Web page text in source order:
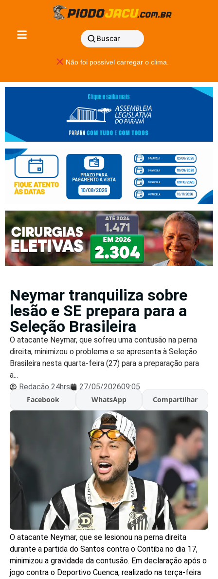
Buscar
Não foi possível carregar o clima.
Neymar tranquiliza sobre
lesão e SE prepara para a
Seleção Brasileira
O atacante Neymar, que sofreu uma contusão na perna
direita, minimizou o problema e se apresenta à Seleção
Brasileira nesta quarta-feira (27) para a preparação para
a...
Redação 24hrs
27/05/202609:05
Facebook
WhatsApp Compartilhar
O atacante Neymar, que se lesionou na perna direita
durante a partida do Santos contra o Coritiba no dia 17,
minimizou a gravidade da contusão. Em declaração após o
jogo contra o Deportivo Cuenca, realizado na terça-feira